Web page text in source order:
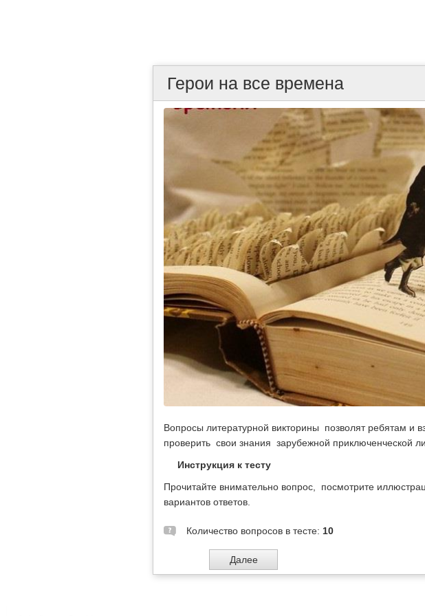
Герои на все времена
Вопросы литературной викторины позволят ребятам и
проверить свои знания зарубежной приключенческой
Инструкция к тесту
Прочитайте внимательно вопрос, посмотрите
вариантов ответов.
Количество вопросов в тесте: 10